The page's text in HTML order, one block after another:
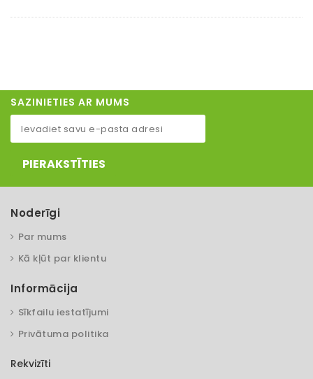
SAZINIETIES AR MUMS
PIERAKSTĪTIES
Noderīgi
Par mums
Kā kļūt par klientu
Informācija
Sīkfailu iestatījumi
Privātuma politika
Rekvizīti